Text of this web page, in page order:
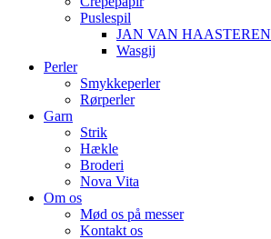
Puslespil
JAN VAN HAASTEREN
Wasgij
Perler
Smykkeperler
Rørperler
Garn
Strik
Hækle
Broderi
Nova Vita
Om os
Mød os på messer
Kontakt os